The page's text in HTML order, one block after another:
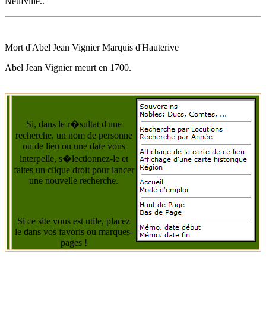
Mort d'Abel Jean VignierMarquis d'Hauterive
Abel Jean Vigniermeurt en 1700.
Si, dans le r�sultat d'une
recherche, un nom de personne
ou de lieu ou une date vous
interpelle, s�lectionnez-le et
faites un clique droit pour lancer
une nouvelle recherche.
Si ce site vous est utile, placez
le dans vos favoris ou marques-
pages !